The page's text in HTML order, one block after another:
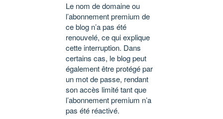
Le nom de domaine ou
l’abonnement premium de
ce blog n’a pas été
renouvelé, ce qui explique
cette interruption. Dans
certains cas, le blog peut
également être protégé par
un mot de passe, rendant
son accès limité tant que
l’abonnement premium n’a
pas été réactivé.